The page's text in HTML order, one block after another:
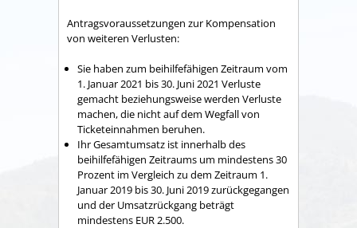
Antragsvoraussetzungen zur Kompensation
von weiteren Verlusten:
Sie haben zum beihilfefähigen Zeitraum vom
1. Januar 2021 bis 30. Juni 2021 Verluste
gemacht beziehungsweise werden Verluste
machen, die nicht auf dem Wegfall von
Ticketeinnahmen beruhen.
Ihr Gesamtumsatz ist innerhalb des
beihilfefähigen Zeitraums um mindestens 30
Prozent im Vergleich zu dem Zeitraum 1.
Januar 2019 bis 30. Juni 2019 zurückgegangen
und der Umsatzrückgang beträgt
mindestens EUR 2.500.